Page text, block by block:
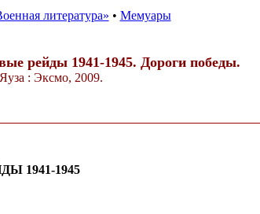
литература» • Мемуары
рейды 1941-1945. Дороги победы.
: Эксмо, 2009.
1941-1945